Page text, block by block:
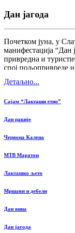
Дан јагода
Почетком јуна, у
манифестација “Дан
привредна и
спој пољопривреде
Детаљно...
Сајам “Лакташи етно”
Дан ракије
Червона Калена
MTB Маратон
Лакташко љето
Мршави и дебели
Дан вина
Дан јагода